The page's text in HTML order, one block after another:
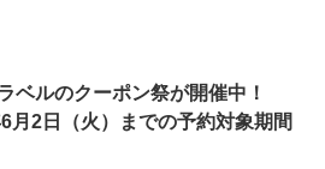
ベルのクーポン祭が開催中！
月2日（火）までの予約対象期間